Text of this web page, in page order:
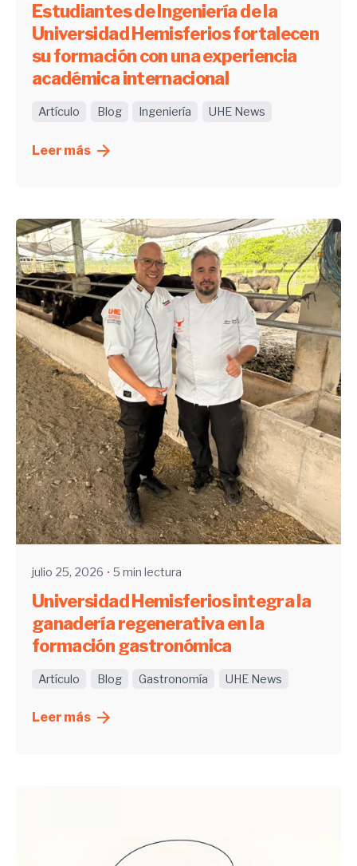
Estudiantes de Ingeniería de la
Universidad Hemisferios fortalecen
su formación con una experiencia
académica internacional
Artículo Blog Ingeniería UHE News
Leer más
Enviado por
UHE
julio 25, 2026 5 min lectura
Universidad Hemisferios integra la
ganadería regenerativa en la
formación gastronómica
Artículo Blog Gastronomía UHE News
Leer más